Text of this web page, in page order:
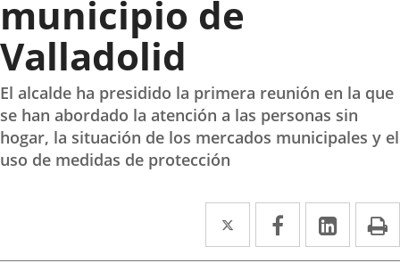
municipio de
Valladolid
El alcalde ha presidido la primera reunión en la que
se han abordado la atención a las personas sin
hogar, la situación de los mercados municipales y el
uso de medidas de protección
Twitter
Enlace
a
Facebook
Enlace
a
Enlace
a